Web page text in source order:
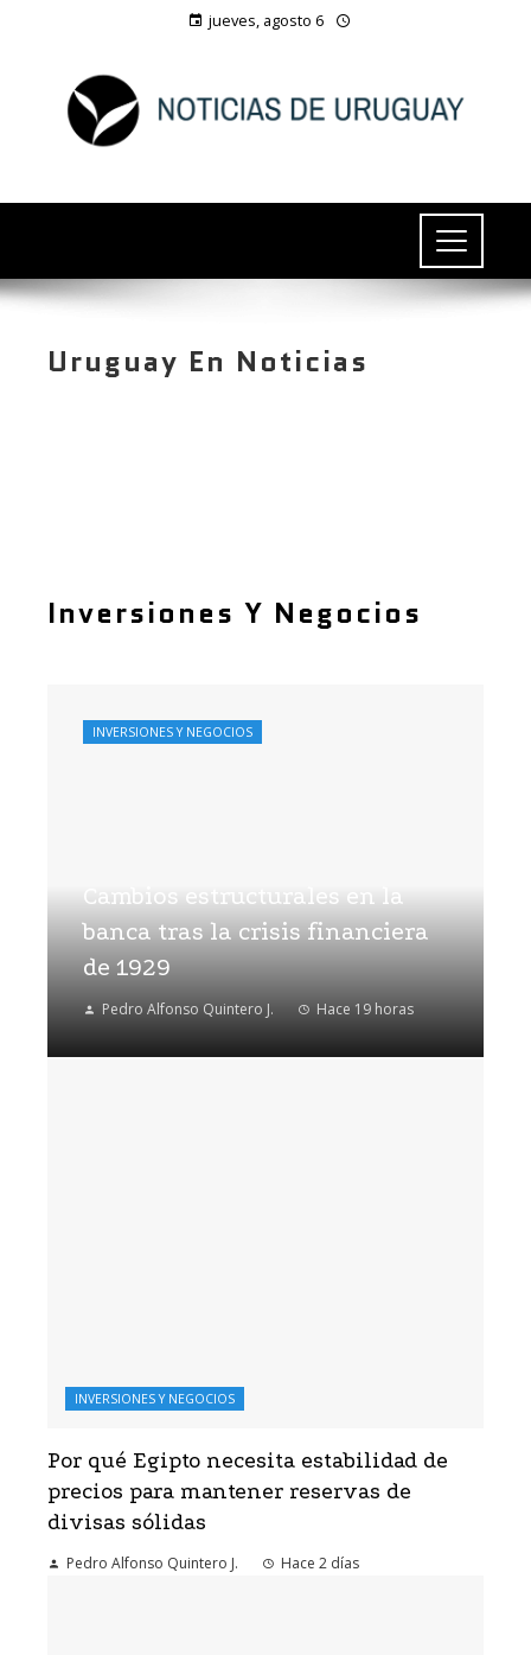
jueves, agosto 6
Uruguay En Noticias
Inversiones Y Negocios
Cambios estructurales en la
banca tras la crisis financiera
de 1929
Pedro Alfonso Quintero J. Hace 19 horas
INVERSIONES Y NEGOCIOS
INVERSIONES Y NEGOCIOS
Por qué Egipto necesita estabilidad de
precios para mantener reservas de
divisas sólidas
Pedro Alfonso Quintero J. Hace 2 días